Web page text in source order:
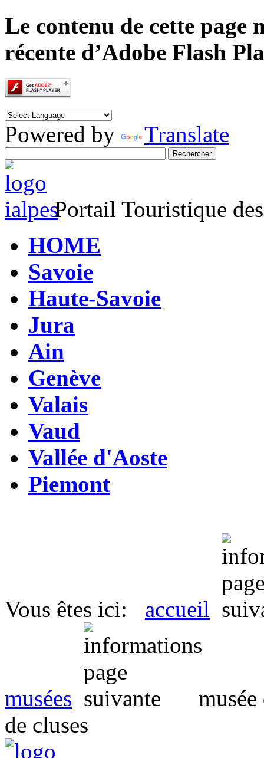
Le contenu de cette page
récente d’Adobe Flash
Powered by Translate
Portail Touristique
HOME
Savoie
Haute-Savoie
Jura
Ain
Genève
Valais
Vaud
Vallée d'Aoste
Piemont
Vous êtes ici: accueil
musées
de cluses